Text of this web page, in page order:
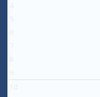
4
5
6
7
8
9
10